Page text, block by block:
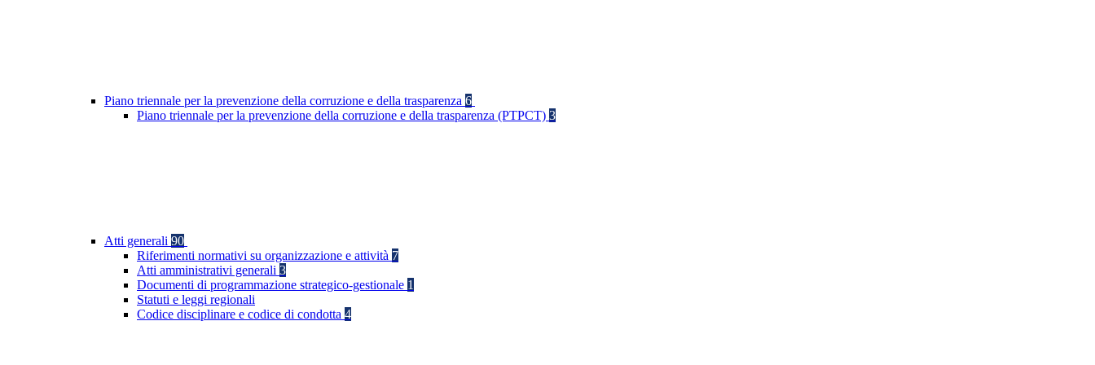
Piano triennale per la prevenzione della corruzione e della trasparenza 6
Piano triennale per la prevenzione della corruzione e della trasparenza (PTPCT) 3
Atti generali 90
Riferimenti normativi su organizzazione e attività 7
Atti amministrativi generali 3
Documenti di programmazione strategico-gestionale 1
Statuti e leggi regionali
Codice disciplinare e codice di condotta 4